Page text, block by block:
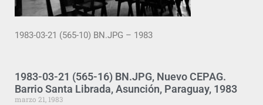
1983-03-21 (565-10) BN.JPG – 1983
1983-03-21 (565-16) BN.JPG, Nuevo CEPAG.
Barrio Santa Librada, Asunción, Paraguay, 1983
marzo 21, 1983